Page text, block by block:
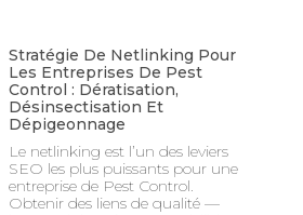
Stratégie De Netlinking Pour
Les Entreprises De Pest
Control : Dératisation,
Désinsectisation Et
Dépigeonnage
Le netlinking est l’un des leviers
SEO les plus puissants pour une
entreprise de Pest Control.
Obtenir des liens de qualité —